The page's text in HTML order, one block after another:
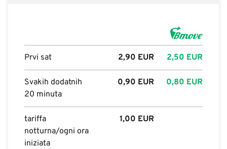
Prvi sat 2,90 EUR 2,50 EUR
Svakih dodatnih
20 minuta
0,90 EUR 0,80 EUR
tariffa
notturna/ogni ora
iniziata
1,00 EUR